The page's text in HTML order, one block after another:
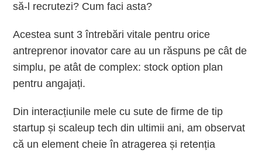
să-l recrutezi? Cum faci asta?
Acestea sunt 3 întrebări vitale pentru orice
antreprenor inovator care au un răspuns pe cât de
simplu, pe atât de complex: stock option plan
pentru angajați.
Din interacțiunile mele cu sute de firme de tip
startup și scaleup tech din ultimii ani, am observat
că ​​un element cheie în atragerea și retenția